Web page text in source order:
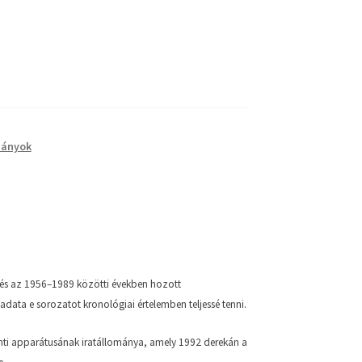
az 1956–1989 közötti években hozott
e sorozatot kronológiai értelemben teljessé tenni.
apparátusának iratállománya, amely 1992 derekán a